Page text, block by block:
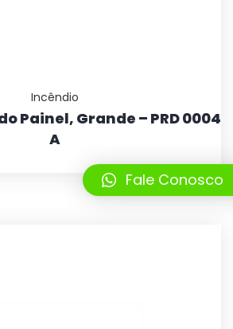
Incêndio
Painel, Grande – PRD 0004
A
Fale Conosco